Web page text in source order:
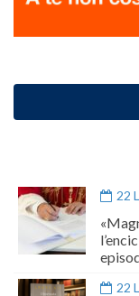
22
22